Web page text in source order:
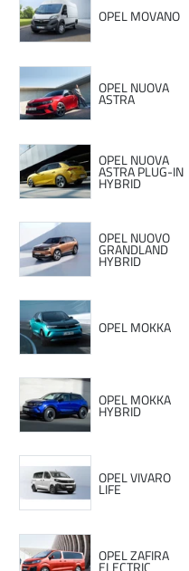
OPEL MOVANO
OPEL NUOVA
ASTRA
OPEL NUOVA
ASTRA PLUG-IN
HYBRID
OPEL NUOVO
GRANDLAND
HYBRID
OPEL MOKKA
OPEL MOKKA
HYBRID
OPEL VIVARO
LIFE
OPEL ZAFIRA
ELECTRIC